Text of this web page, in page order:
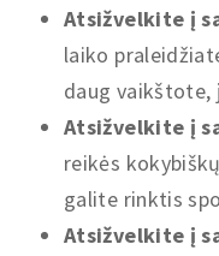
Atsižvelkite į
laiko
daug vaikštote,
Atsižvelkite į
reikės
galite rinktis
Atsižvelkite į